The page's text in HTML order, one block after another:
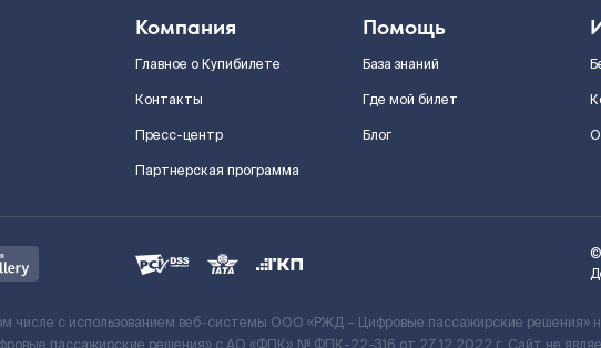
Компания
Главное о Купибилете
Контакты
Пресс-центр
Партнерская программа
Помощь
База знаний
Где мой билет
Блог
©
числе с использованием веб-системы ООО «РЖД – Цифровые пассажирские